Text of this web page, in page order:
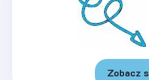
Zobacz